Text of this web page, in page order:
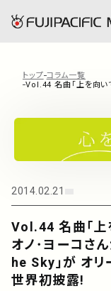
フジパシフィック
事業内容
ENGLISH
管理楽曲
トップ コラム一覧
Vol.44 名曲｢上を向い
Vol.44 名曲｢上
オノ･ヨーコさ
he Sky｣が オリ
世界初披露!
2014.02.21